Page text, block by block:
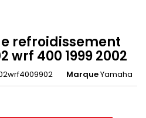
refroidissement
wrf 400 1999 2002
MarqueYamaha